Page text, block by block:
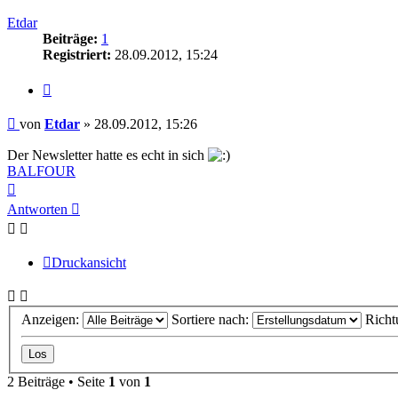
Etdar
Beiträge: 1
Registriert: 28.09.2012, 15:24
Beitrag
von Etdar » 28.09.2012, 15:26
Der Newsletter hatte es echt in sich
BALFOUR
oben
Antworten
Druckansicht
Anzeigen: Sortiere nach:
2 Beiträge • Seite 1 von 1